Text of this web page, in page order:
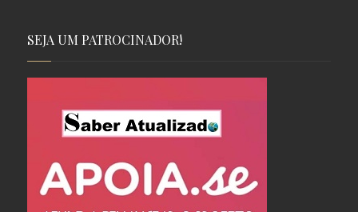
SEJA UM PATROCINADOR!